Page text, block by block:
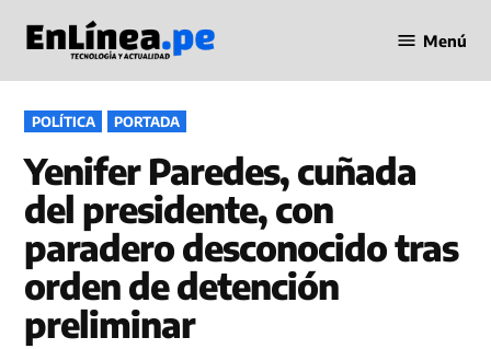
contenido
en Línea
Menú
PUBLICADO
EN
POLÍTICA PORTADA
Yenifer Paredes, cuñada
del presidente, con
paradero desconocido tras
orden de detención
preliminar